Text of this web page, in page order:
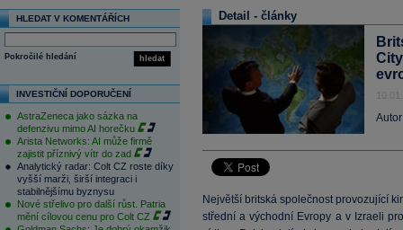
HLEDAT V KOMENTÁŘÍCH
hledat
Pokročilé hledání
INVESTIČNÍ DOPORUČENÍ
AstraZeneca jako sázka na
defenzivu mimo AI horečku
Arista Networks: AI může firmě
zajistit příznivý vítr do zad
Analytický radar: Colt CZ roste díky
vyšší marži, širší integraci i
stabilnějšímu byznysu
Nové střelivo pro další růst. Patria
mění cílovou cenu pro Colt CZ
Detail - články
Největší britská společnost provozující
střední a východní Evropy a v Izraeli